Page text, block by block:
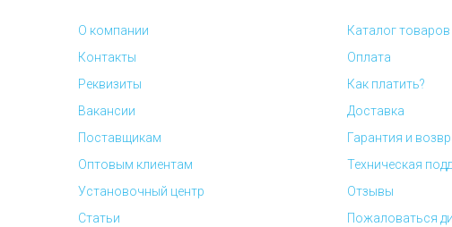
О компании
Контакты
Реквизиты
Вакансии
Поставщикам
Оптовым клиентам
Установочный центр
Статьи
Каталог товаров
Оплата
Как платить?
Доставка
Гарантия и
Техническая
Отзывы
Пожаловаться